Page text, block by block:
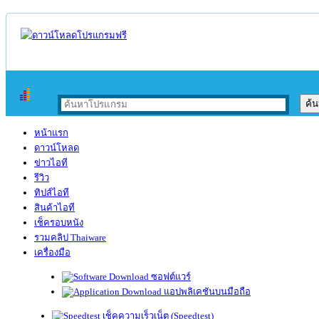
หน้าแรก
ดาวน์โหลด
ข่าวไอที
รีวิว
ทิปส์ไอที
สินค้าไอที
เช็ครอบหนัง
รวมคลิป Thaiware
เครื่องมือ
ซอฟต์แวร์
แอปพลิเคชันบนมือถือ
เช็คความเร็วเน็ต (Speedtest)